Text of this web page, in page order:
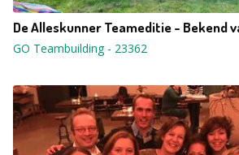
De Alleskunner Teameditie - Bekend
GO Teambuilding- 23362